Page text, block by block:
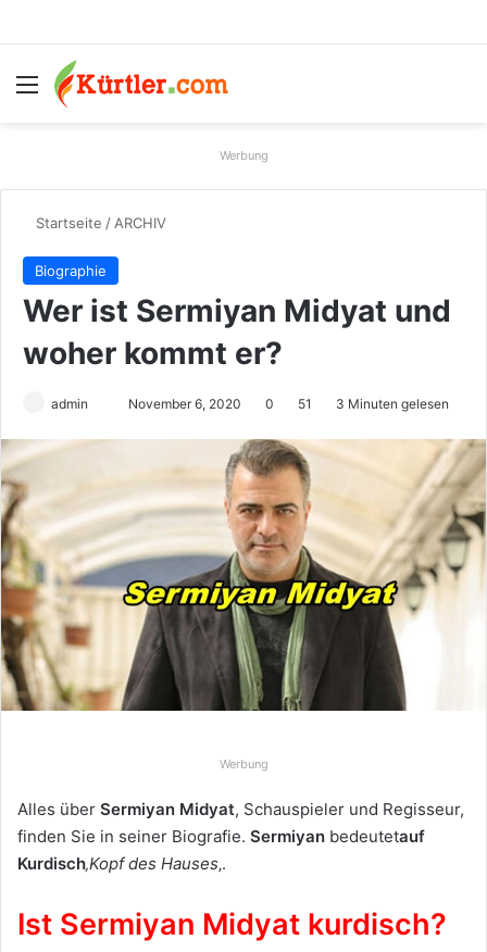
Menü
Werbung
Startseite / ARCHIV
Biographie
Wer ist Sermiyan Midyat und
woher kommt er?
admin
e
u
n
s
e
E
l
November 6, 2020 0 51 3 Minuten gelesen
Werbung
Alles über Sermiyan Midyat, Schauspieler und Regisseur,
finden Sie in seiner Biografie. Sermiyan bedeutetauf
Kurdisch‚Kopf des Hauses‚.
Ist Sermiyan Midyat kurdisch?